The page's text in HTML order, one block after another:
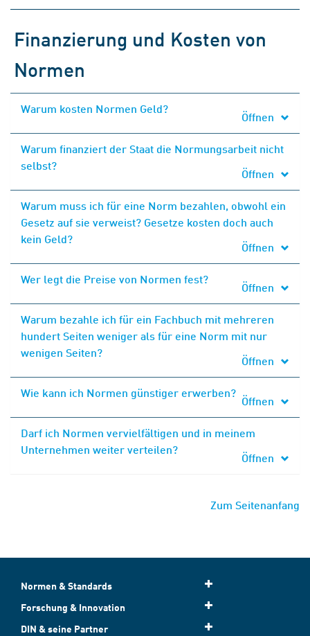
Finanzierung und Kosten von
Normen
Warum kosten Normen Geld?
Öffnen
Warum finanziert der Staat die Normungsarbeit nicht
selbst?
Öffnen
Warum muss ich für eine Norm bezahlen, obwohl ein
Gesetz auf sie verweist? Gesetze kosten doch auch
kein Geld?
Öffnen
Wer legt die Preise von Normen fest?
Öffnen
Warum bezahle ich für ein Fachbuch mit mehreren
hundert Seiten weniger als für eine Norm mit nur
wenigen Seiten?
Öffnen
Wie kann ich Normen günstiger erwerben?
Öffnen
Darf ich Normen vervielfältigen und in meinem
Unternehmen weiter verteilen?
Öffnen
Zum Seitenanfang
Normen & Standards
Forschung & Innovation
DIN & seine Partner